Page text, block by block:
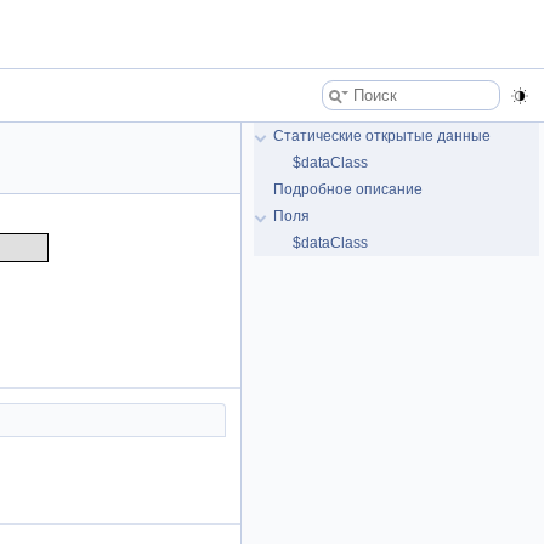
Статические открытые данные
$dataClass
Подробное описание
Поля
$dataClass